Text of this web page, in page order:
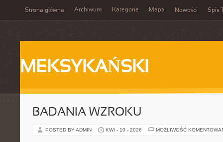
Strona główna Archiwum Kategorie Mapa Nowości Spis
MEKSYKAŃSKI
BADANIA WZROKU
POSTED BY ADMIN KWI - 10 - 2026 MOŻLIWOŚĆ